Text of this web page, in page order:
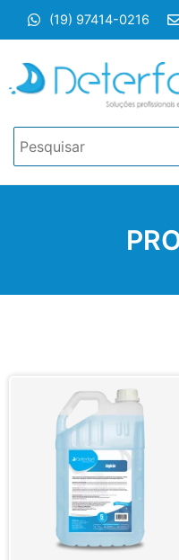
conteúdo
(19) 97414-0216